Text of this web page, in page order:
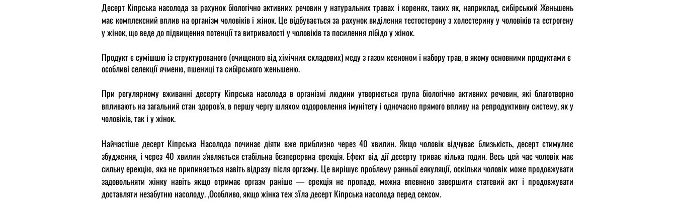
Десерт Кіпрська насолода за рахунок біологічно активних речовин у натуральних травах і коренях, таких як, наприклад, сибірський Женьшень
має комплексний вплив на організм чоловіків і жінок. Це відбувається за рахунок виділення тестостерону з холестерину у чоловіків та естрогену
у жінок, що веде до підвищення потенції та витривалості у чоловіків та посилення лібідо у жінок.
Продукт є сумішшю із структурованого (очищеного від хімічних складових) меду з газом ксеноном і набору трав, в якому основними продуктами є
особливі селекції ячменю, пшениці та сибірського женьшеню.
При регулярному вживанні десерту Кіпрська насолода в організмі людини утворюється група біологічно активних речовин, які благотворно
впливають на загальний стан здоров'я, в першу чергу шляхом оздоровлення імунітету і одночасно прямого впливу на репродуктивну систему, як у
чоловіків, так і у жінок.
Найчастіше десерт Кіпрська Насолода починає діяти вже приблизно через 40 хвилин. Якщо чоловік відчуває близькість, десерт стимулює
збудження, і через 40 хвилин з'являється стабільна безперервна ерекція. Ефект від дії десерту триває кілька годин. Весь цей час чоловік має
сильну ерекцію, яка не припиняється навіть відразу після оргазму. Це вирішує проблему ранньої еякуляції, оскільки чоловік може продовжувати
задовольняти жінку навіть якщо отримає оргазм раніше — ерекція не пропаде, можна впевнено завершити статевий акт і продовжувати
доставляти незабутню насолоду. ,Особливо, якщо жінка теж з'їла десерт Кіпрська насолода перед сексом.